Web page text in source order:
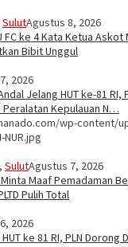
SulutAgustus 8, 2026
FC ke 4 Kata Ketua
Bibit Unggul
2026
Jelang HUT ke-81 RI,
Kepulauan N…
wp-content/
NUR.jpg
, SulutAgustus 7, 2026
Maaf Pemadaman
Pulih Total
2026
ke 81 RI, PLN